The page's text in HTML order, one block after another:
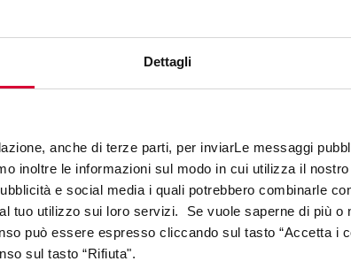
Dettagli
anche di terze parti, per inviarLe messaggi
inoltre le informazioni sul modo in cui utilizza il
e social media i quali potrebbero combinarle
tuo utilizzo sui loro servizi. Se vuole saperne di più o
può essere espresso cliccando sul tasto “Accetta i
sul tasto “Rifiuta".
elements lux - calacatta statuarietto